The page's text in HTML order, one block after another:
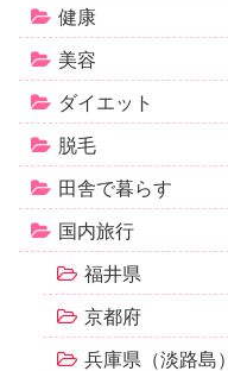
健康
美容
ダイエット
脱毛
田舎で暮らす
国内旅行
福井県
京都府
兵庫県（淡路島）